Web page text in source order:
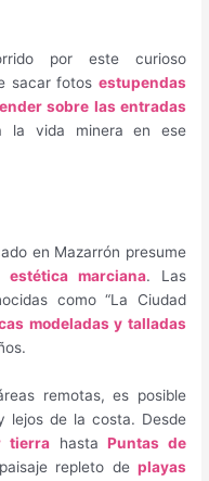
por este curioso
sacar fotos estupendas
sobre las entradas
la vida minera en ese
en Mazarrón presume
estética marciana. Las
como “La Ciudad
modeladas y talladas
remotas, es posible
lejos de la costa. Desde
tierrahastaPuntas de
repleto de playas